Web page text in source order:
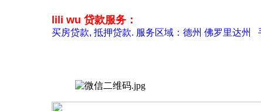
lili wu 贷款服务：
买房贷款, 抵押贷款. 服务区域：德州 佛罗里达州